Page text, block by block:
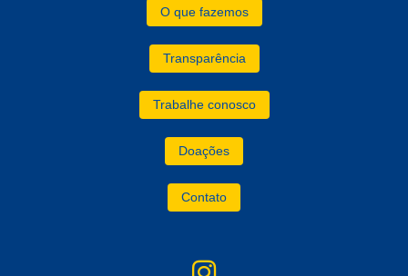
O que fazemos
Transparência
Trabalhe conosco
Doações
Contato